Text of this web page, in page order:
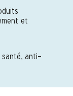
et
santé, anti-